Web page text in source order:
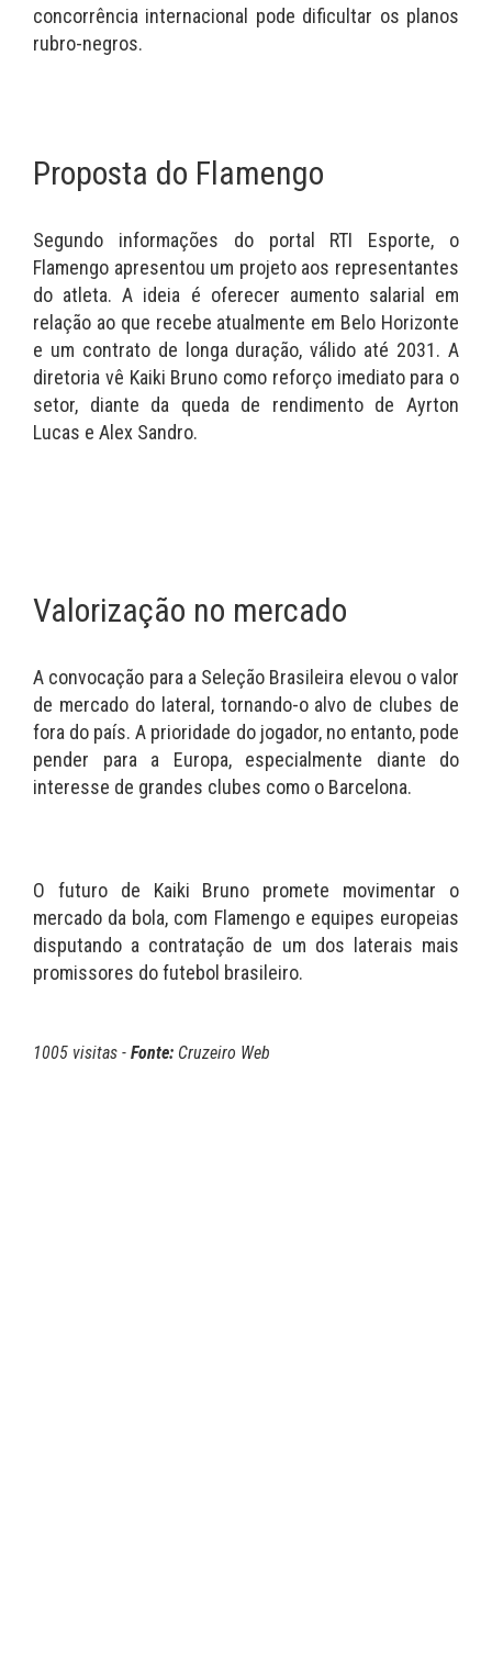
concorrência internacional pode dificultar os planos
rubro-negros.
Proposta do Flamengo
Segundo informações do portal RTI Esporte, o
Flamengo apresentou um projeto aos representantes
do atleta. A ideia é oferecer aumento salarial em
relação ao que recebe atualmente em Belo Horizonte
e um contrato de longa duração, válido até 2031. A
diretoria vê Kaiki Bruno como reforço imediato para o
setor, diante da queda de rendimento de Ayrton
Lucas e Alex Sandro.
Valorização no mercado
A convocação para a Seleção Brasileira elevou o valor
de mercado do lateral, tornando-o alvo de clubes de
fora do país. A prioridade do jogador, no entanto, pode
pender para a Europa, especialmente diante do
interesse de grandes clubes como o Barcelona.
O futuro de Kaiki Bruno promete movimentar o
mercado da bola, com Flamengo e equipes europeias
disputando a contratação de um dos laterais mais
promissores do futebol brasileiro.
1005 visitas - Fonte: Cruzeiro Web